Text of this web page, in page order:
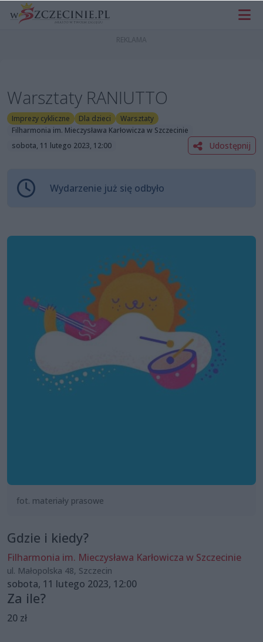
Warsztaty RANIUTTO
Imprezy cykliczne Dla dzieci
Warsztaty
Filharmonia im. Mieczysława Karłowicza w Szczecinie
sobota, 11 lutego 2023, 12:00
Udostępnij
Wydarzenie już się odbyło
fot. materiały prasowe
Gdzie i kiedy?
Filharmonia im. Mieczysława Karłowicza w Szczecinie
ul. Małopolska 48, Szczecin
sobota, 11 lutego 2023, 12:00
Za ile?
20 zł